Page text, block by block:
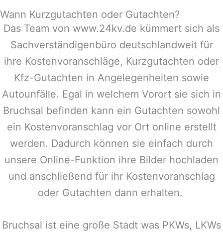
Wann Kurzgutachten oder Gutachten?
Das Team von www.24kv.de kümmert sich als
Sachverständigenbüro deutschlandweit für
ihre Kostenvoranschläge, Kurzgutachten oder
Kfz-Gutachten in Angelegenheiten sowie
Autounfälle. Egal in welchem Vorort sie sich in
Bruchsal befinden kann ein Gutachten sowohl
ein Kostenvoranschlag vor Ort online erstellt
werden. Dadurch können sie einfach durch
unsere Online-Funktion ihre Bilder hochladen
und anschließend für ihr Kostenvoranschlag
oder Gutachten dann erhalten.
Bruchsal ist eine große Stadt was PKWs, LKWs